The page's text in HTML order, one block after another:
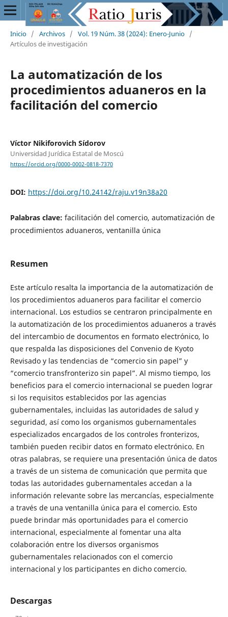
Inicio / Archivos / Vol. 19 Núm. 38 (2024): Enero-Junio /
Artículos de investigación
La automatización de los
procedimientos aduaneros en la
facilitación del comercio
Víctor Nikiforovich Sídorov
Universidad Jurídica Estatal de Moscú
https://orcid.org/0000-0002-0818-7370
DOI: https://doi.org/10.24142/raju.v19n38a20
Palabras clave: facilitación del comercio, automatización de
procedimientos aduaneros, ventanilla única
Resumen
Este artículo resalta la importancia de la automatización de
los procedimientos aduaneros para facilitar el comercio
internacional. Los estudios se centraron principalmente en
la automatización de los procedimientos aduaneros a través
del intercambio de documentos en formato electrónico, lo
que respalda las disposiciones del Convenio de Kyoto
Revisado y las tendencias de “comercio sin papel” y
“comercio transfronterizo sin papel”. Al mismo tiempo, los
beneficios para el comercio internacional se pueden lograr
si los requisitos establecidos por las agencias
gubernamentales, incluidas las autoridades de salud y
seguridad, así como los organismos gubernamentales
especializados encargados de los controles fronterizos,
también pueden recibir datos en formato electrónico. En
otras palabras, se requiere una presentación única de datos
a través de un sistema de comunicación que permita que
todas las autoridades gubernamentales accedan a la
información relevante sobre las mercancías, especialmente
a través de una ventanilla única para el comercio. Esto
puede brindar más oportunidades para el comercio
internacional, especialmente al fomentar una alta
colaboración entre los diversos organismos
gubernamentales relacionados con el comercio
internacional y los participantes en dicho comercio.
Descargas